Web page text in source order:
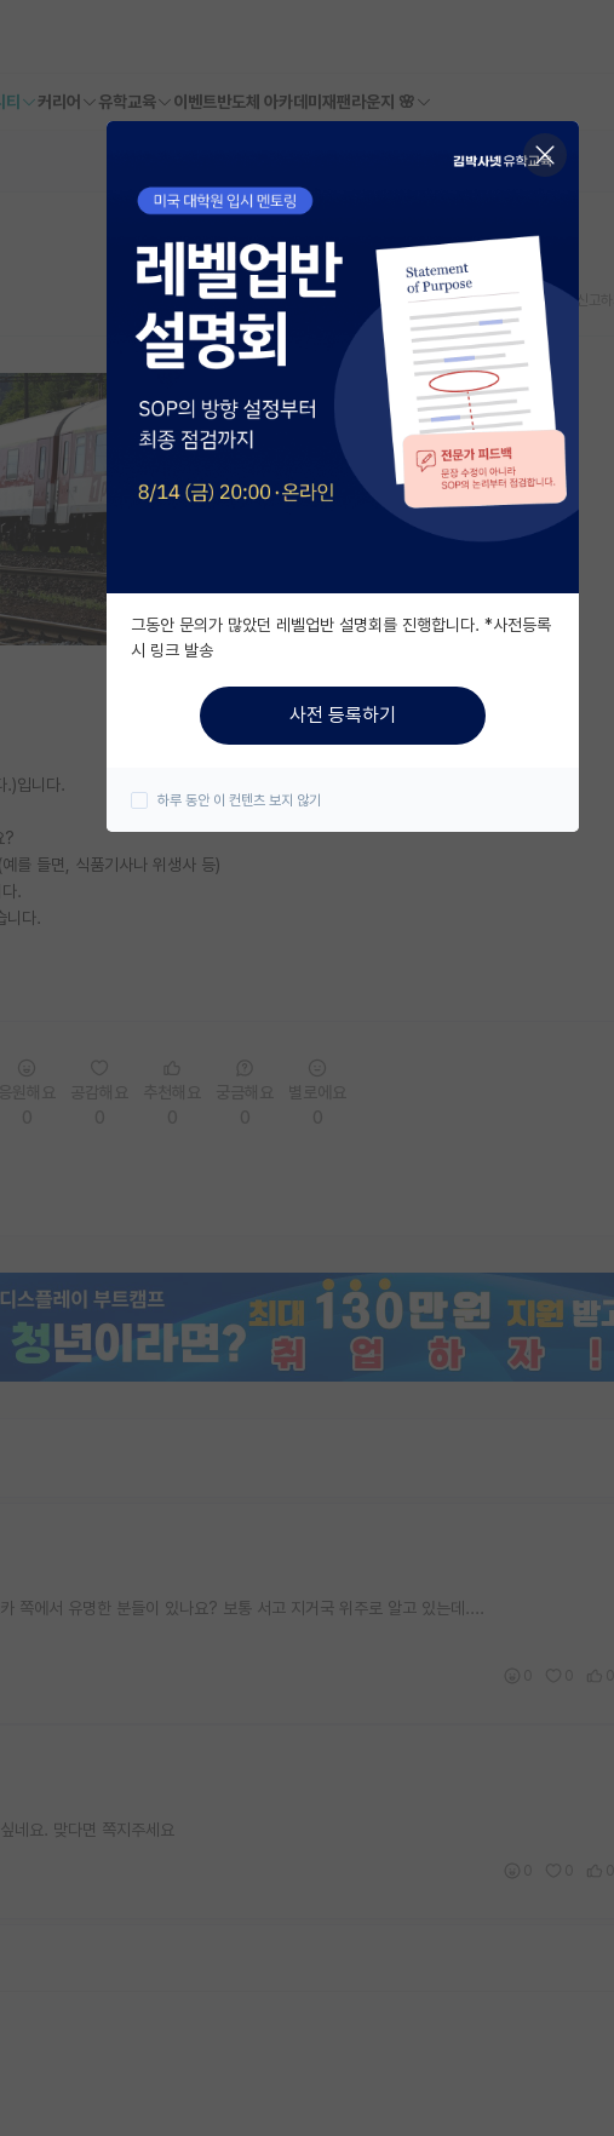
커리어 유학교육 이벤트반도체 아카데미 재팬라운지 🌸
스크랩 신고하
.)입니다.
?
를 들면, 식품기사나 위생사 등)
.
니다.
쪽에서 유명한 분들이 있나요? 보통 서고 지거국 위주로 알고 있는데....
네요. 맞다면 쪽지주세요
그동안 문의가 많았던 레벨업반 설명회를 진행합니다. *사전등록
시 링크 발송
사전 등록하기
하루 동안 이 컨텐츠 보지 않기